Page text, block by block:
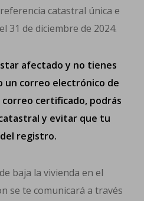
catastral única e
31 de diciembre de 2024.
afectado y no tienes
un correo electrónico de
certificado, podrás
y evitar que tu
registro.
baja la vivienda en el
se te comunicará a través